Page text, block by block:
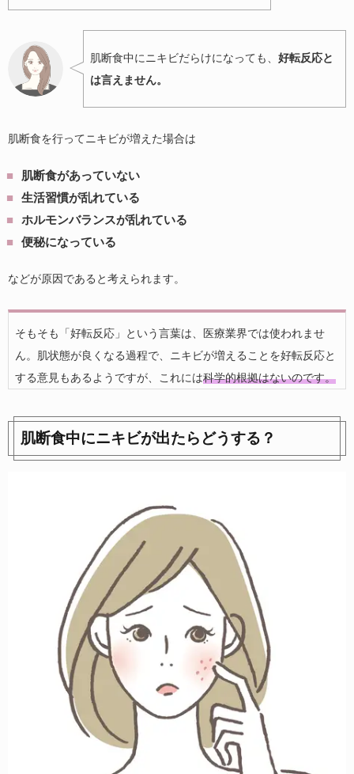
肌断食中にニキビだらけになっても、 好転反応と
は言えません。
肌断食を行ってニキビが増えた場合は
肌断食があっていない
生活習慣が乱れている
ホルモンバランスが乱れている
便秘になっている
などが原因であると考えられます。
そもそも「好転反応」という言葉は、医療業界では使われませ
ん。肌状態が良くなる過程で、ニキビが増えることを好転反応と
する意見もあるようですが、これには科学的根拠はないのです。
肌断食中にニキビが出たらどうする？